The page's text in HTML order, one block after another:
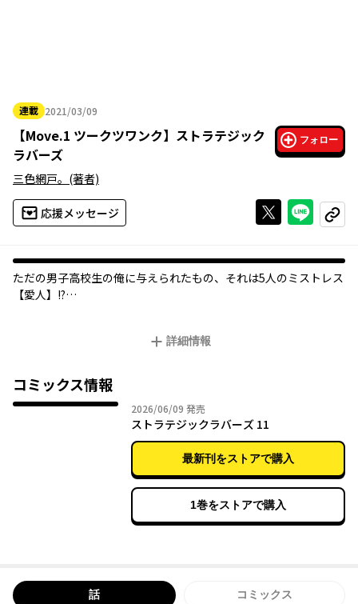
連載 2021/03/09
2021年03月09日
【Move.1 ツークツワンク】 ストラテジック
ラバーズ
フォロー
三色網戸。 (著者)
応援メッセージ Xで投稿する
ライン
コピー
ただの男子高校生の俺に与えられたもの、それは5人のミストレス
【愛人】!?
23人目の愛人の息子である彼にとって、跡継ぎ問題は他人事だと
の美少女が…!!
優秀なミストレス【愛人】を抱えることで、強大になった東山グ
ループの跡継ぎとして、ヒロインたちを選抜していくことになる
浩太だが、ある能力が目覚め始め――!?
計略めぐらす色恋サバイバルゲーム開幕…!!
詳細情報
コミックス情報
2026/06/09 2026年06月09日
発売
ストラテジックラバーズ 11
最新刊をストアで購入
1巻をストアで購入
話 コミックス